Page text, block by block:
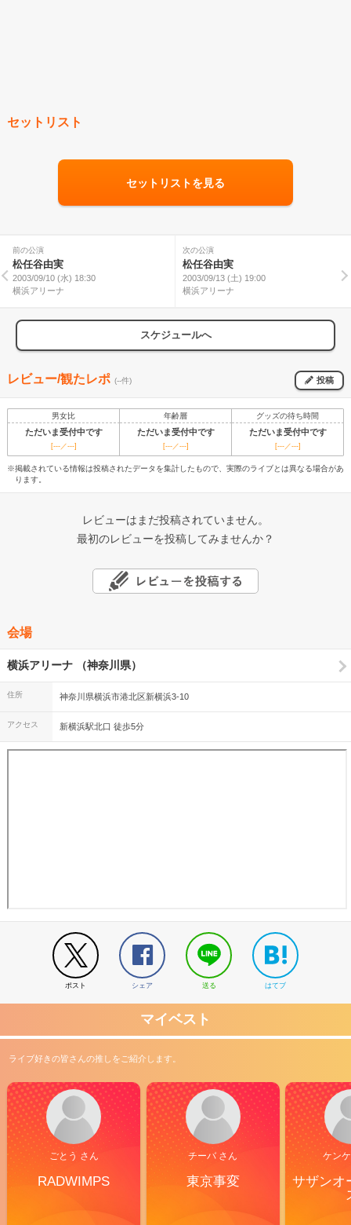
セットリスト
セットリストを見る
前の公演
松任谷由実
2003/09/10 (水) 18:30
横浜アリーナ
次の公演
松任谷由実
2003/09/13 (土) 19:00
横浜アリーナ
スケジュールへ
レビュー/観たレポ (--件) 投稿
男女比 年齢層 グッズの待ち時間
ただいま受付中です ただいま受付中です ただいま受付中です
[---／---] [---／---] [---／---]
※掲載されている情報は投稿されたデータを集計したもので、実際のライブとは異なる場合があ
ります。
レビューはまだ投稿されていません。
最初のレビューを投稿してみませんか？
会場
横浜アリーナ （神奈川県）
住所 神奈川県横浜市港北区新横浜3-10
アクセス 新横浜駅北口 徒歩5分
ポスト シェア 送る はてブ
マイベスト
ライブ好きの皆さんの推しをご紹介します。
ごとう さん
RADWIMPS
チーバ さん
東京事変
ケン
サザンオ